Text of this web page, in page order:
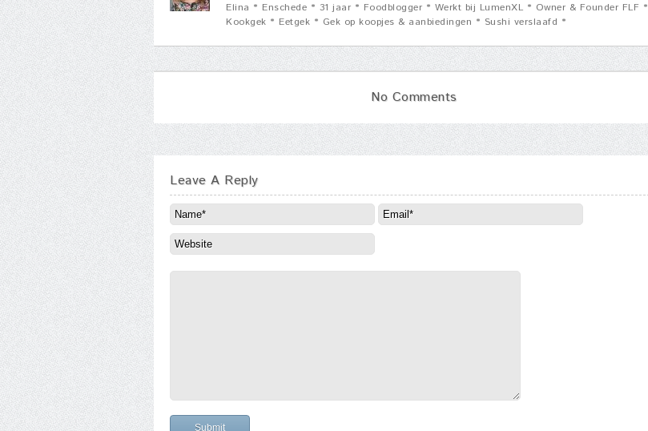
Elina * Enschede * 31 jaar * Foodblogger * Werkt bij LumenXL * Owner & Founder FLF *
Kookgek * Eetgek * Gek op koopjes & aanbiedingen * Sushi verslaafd *
No Comments
Leave A Reply